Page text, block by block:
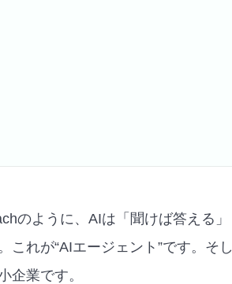
のように、AIは「聞けば答える」
れが“AIエージェント”です。そし
企業です。